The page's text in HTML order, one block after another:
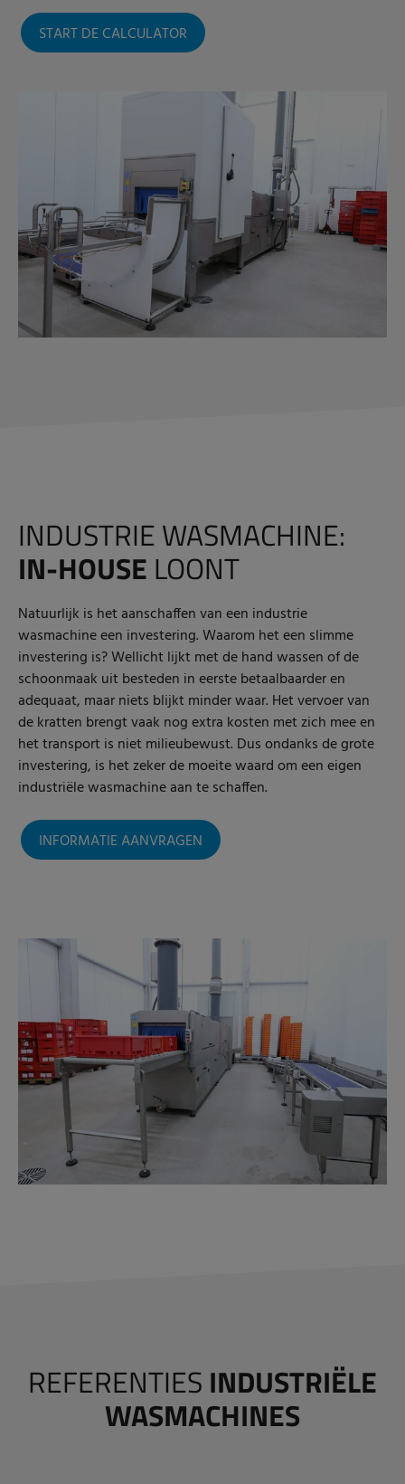
START DE CALCULATOR
INDUSTRIE WASMACHINE:
IN-HOUSE LOONT
Natuurlijk is het aanschaffen van een industrie
wasmachine een investering. Waarom het een slimme
investering is? Wellicht lijkt met de hand wassen of de
schoonmaak uit besteden in eerste betaalbaarder en
adequaat, maar niets blijkt minder waar. Het vervoer van
de kratten brengt vaak nog extra kosten met zich mee en
het transport is niet milieubewust. Dus ondanks de grote
investering, is het zeker de moeite waard om een eigen
industriële wasmachine aan te schaffen.
INFORMATIE AANVRAGEN
REFERENTIES INDUSTRIËLE
WASMACHINES